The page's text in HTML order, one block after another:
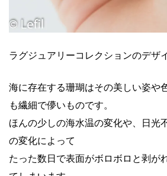
ラグジュアリーコレクションのデザ
海に存在する珊瑚はその美しい姿や
も繊細で儚いものです。
ほんの少しの海水温の変化や、日光
の変化によって
たった数日で表面がボロボロと剥が